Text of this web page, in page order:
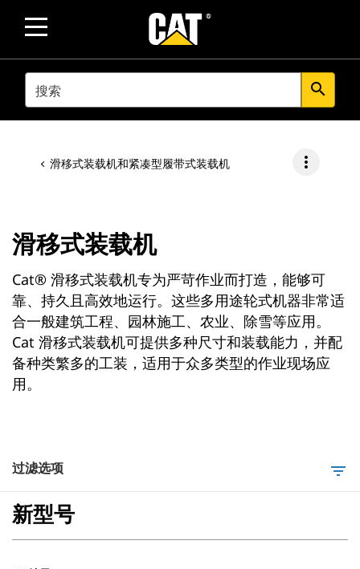
SEARCH search
滑移式装载机和紧凑型履带式装载机 more_vert
滑移式装载机
Cat® 滑移式装载机专为严苛作业而打造，能够可
靠、持久且高效地运行。这些多用途轮式机器非常适
合一般建筑工程、园林施工、农业、除雪等应用。
Cat 滑移式装载机可提供多种尺寸和装载能力，并配
备种类繁多的工装，适用于众多类型的作业现场应
用。
过滤选项 filter_list
新型号